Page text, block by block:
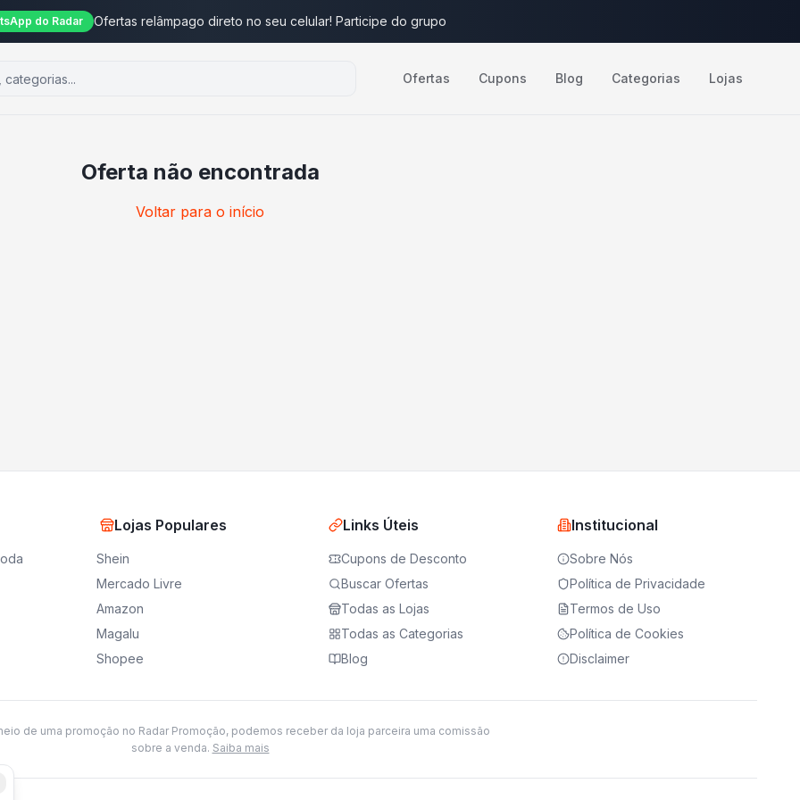
do Radar Ofertas relâmpago direto no seu celular! Participe do grupo
Ofertas Cupons Blog Categorias Lojas
Oferta não encontrada
Voltar para o início
Lojas Populares
Shein
Mercado Livre
Amazon
Magalu
Shopee
Links Úteis
Cupons de Desconto
Buscar Ofertas
Todas as Lojas
Todas as Categorias
Blog
Institucional
Sobre Nós
Política de Privacidade
Termos de Uso
Política de Cookies
Disclaimer
de uma promoção no Radar Promoção, podemos receber da loja parceira uma comissão
sobre a venda. Saiba mais